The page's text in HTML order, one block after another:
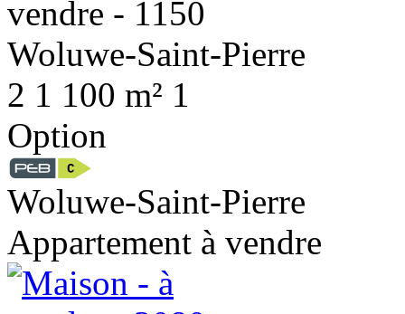
2 1 100 m² 1
Option
Woluwe-Saint-Pierre
Appartement à vendre